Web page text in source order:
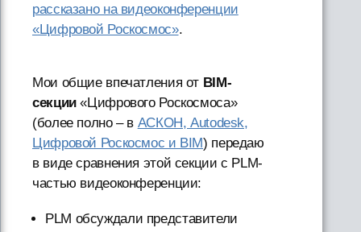
рассказано на видеоконференции
«Цифровой Роскосмос».
Мои общие впечатления от BIM-
секции«Цифрового Роскосмоса»
(более полно – в АСКОН, Autodesk,
Цифровой Роскосмос и BIM) передаю
в виде сравнения этой секции с PLM-
частью видеоконференции:
PLM обсуждали представители